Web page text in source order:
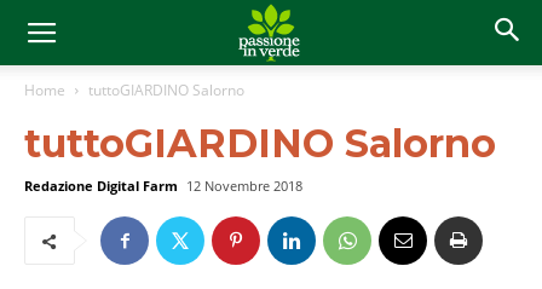
Home tuttoGIARDINO Salorno
tuttoGIARDINO Salorno
Redazione Digital Farm 12 Novembre 2018